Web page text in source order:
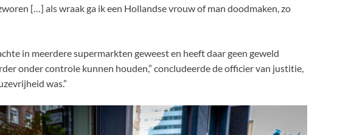
[…] als wraak ga ik een Hollandse vrouw of man doodmaken, zo
in meerdere supermarkten geweest en heeft daar geen geweld
onder controle kunnen houden,” concludeerde de officier van justitie,
was.”